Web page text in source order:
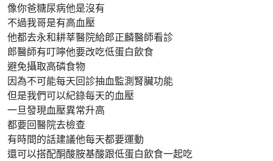
像你爸糖尿病他是沒有
不過我哥是有高血壓
他都去永和耕莘醫院給郎正麟醫師看診
郎醫師有叮嚀他要改吃低蛋白飲食
避免攝取高磷食物
因為不可能每天回診抽血監測腎臟功能
但是我們可以紀錄每天的血壓
一旦發現血壓異常升高
都要回醫院去檢查
有時間的話建議他每天都要運動
還可以搭配酮酸胺基酸跟低蛋白飲食一起吃